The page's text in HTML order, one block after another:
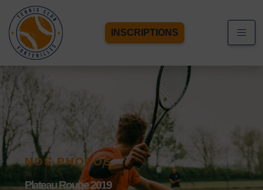
INSCRIPTIONS
NOS PHOTOS
Plateau Rouge 2019